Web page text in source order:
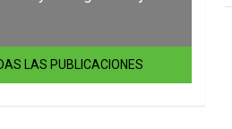
LAS PUBLICACIONES